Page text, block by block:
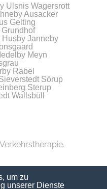
um zu
unserer Dienste
Ulsnis Wagersrott
Ausacker
Gelting
Grundhof
Husby Janneby
Meyn
Rabel
Sörup
Sterup
Wallsbüll